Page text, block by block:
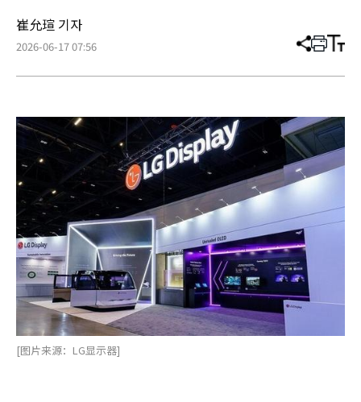
崔允瑄 기자
2026-06-17 07:56 分
章
打 调
小
[图片来源：LG显示器]